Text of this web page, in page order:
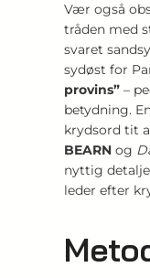
Vær også
tråden med
svaret
sydøst for
provins” –
betydning.
krydsord tit
BEARN og
nyttig
leder efter